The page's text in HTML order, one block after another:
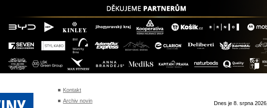
Kontakt
Archiv novin
Dnes je 8. srpna 2026,